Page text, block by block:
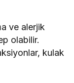
ve alerjik
olabilir.
kulak